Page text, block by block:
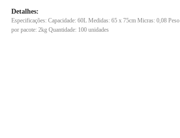
Detalhes:
Especificações: Capacidade: 60L Medidas: 65 x 75cm Micras: 0,08 Peso
por pacote: 2kg Quantidade: 100 unidades